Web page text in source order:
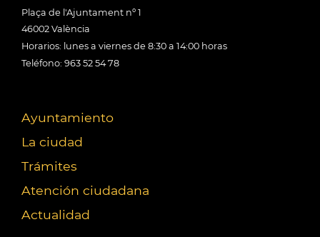
Plaça de l'Ajuntament nº 1
46002 València
Horarios: lunes a viernes de 8:30 a 14:00 horas
Teléfono: 963 52 54 78
Ayuntamiento
La ciudad
Trámites
Atención ciudadana
Actualidad